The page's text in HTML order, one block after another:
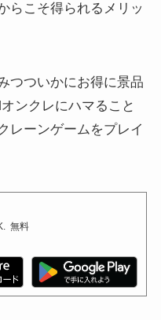
らこそ得られるメリッ
つついかにお得に景品
ンクレにハマること
レーンゲームをプレイ
無料